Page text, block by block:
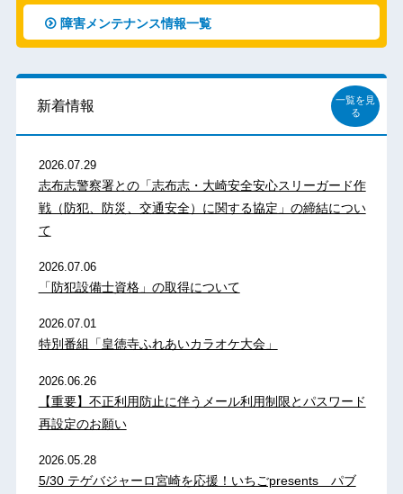
障害メンテナンス情報一覧
新着情報
一覧を見
る
2026.07.29
志布志警察署との「志布志・大崎安全安心スリーガード作
戦（防犯、防災、交通安全）に関する協定」の締結につい
て
2026.07.06
「防犯設備士資格」の取得について
2026.07.01
特別番組「皇徳寺ふれあいカラオケ大会」
2026.06.26
【重要】不正利用防止に伴うメール利用制限とパスワード
再設定のお願い
2026.05.28
5/30 テゲバジャーロ宮崎を応援！いちごpresents パブ